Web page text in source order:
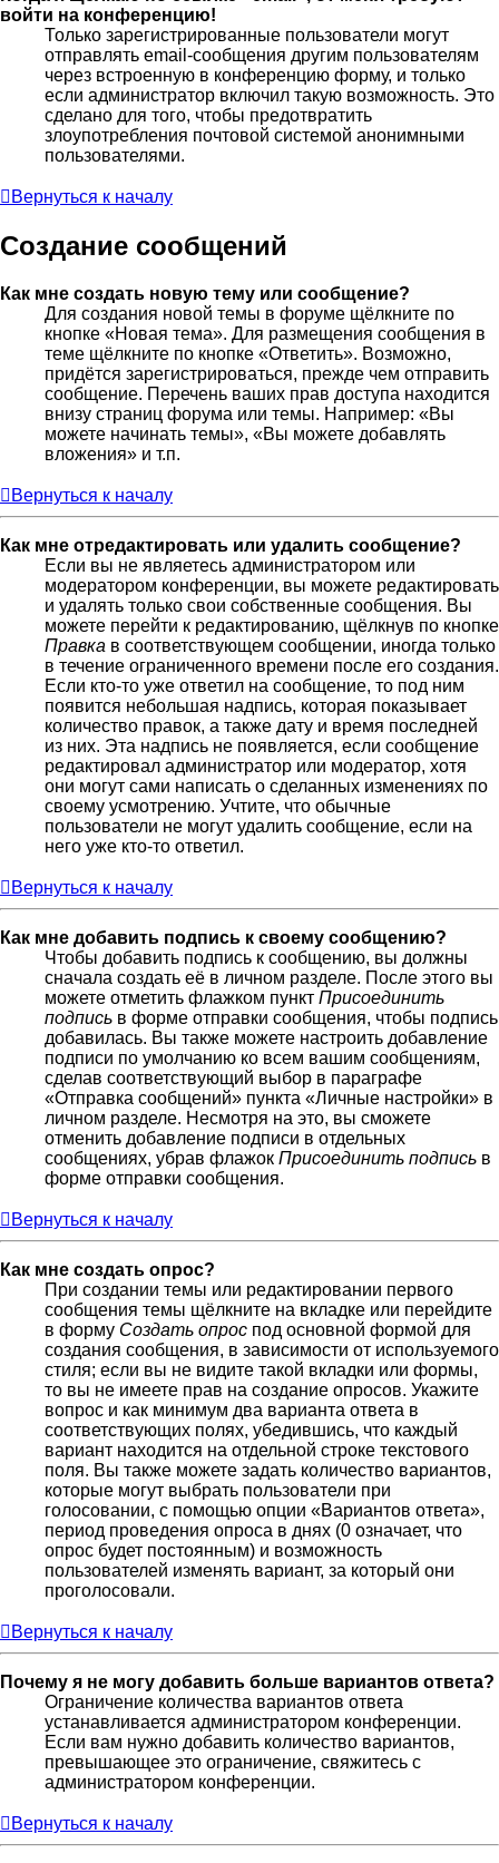
войти на конференцию!
Только зарегистрированные пользователи могут
отправлять email-сообщения другим пользователям
через встроенную в конференцию форму, и только
если администратор включил такую возможность. Это
сделано для того, чтобы предотвратить
злоупотребления почтовой системой анонимными
пользователями.
Вернуться к началу
Создание сообщений
Как мне создать новую тему или сообщение?
Для создания новой темы в форуме щёлкните по
кнопке «Новая тема». Для размещения сообщения в
теме щёлкните по кнопке «Ответить». Возможно,
придётся зарегистрироваться, прежде чем отправить
сообщение. Перечень ваших прав доступа находится
внизу страниц форума или темы. Например: «Вы
можете начинать темы», «Вы можете добавлять
вложения» и т.п.
Вернуться к началу
Как мне отредактировать или удалить сообщение?
Если вы не являетесь администратором или
модератором конференции, вы можете редактировать
и удалять только свои собственные сообщения. Вы
можете перейти к редактированию, щёлкнув по кнопке
Правка в соответствующем сообщении, иногда только
в течение ограниченного времени после его создания.
Если кто-то уже ответил на сообщение, то под ним
появится небольшая надпись, которая показывает
количество правок, а также дату и время последней
из них. Эта надпись не появляется, если сообщение
редактировал администратор или модератор, хотя
они могут сами написать о сделанных изменениях по
своему усмотрению. Учтите, что обычные
пользователи не могут удалить сообщение, если на
него уже кто-то ответил.
Вернуться к началу
Как мне добавить подпись к своему сообщению?
Чтобы добавить подпись к сообщению, вы должны
сначала создать её в личном разделе. После этого вы
можете отметить флажком пункт Присоединить
подпись в форме отправки сообщения, чтобы подпись
добавилась. Вы также можете настроить добавление
подписи по умолчанию ко всем вашим сообщениям,
сделав соответствующий выбор в параграфе
«Отправка сообщений» пункта «Личные настройки» в
личном разделе. Несмотря на это, вы сможете
отменить добавление подписи в отдельных
сообщениях, убрав флажок Присоединить подпись в
форме отправки сообщения.
Вернуться к началу
Как мне создать опрос?
При создании темы или редактировании первого
сообщения темы щёлкните на вкладке или перейдите
в форму Создать опрос под основной формой для
создания сообщения, в зависимости от используемого
стиля; если вы не видите такой вкладки или формы,
то вы не имеете прав на создание опросов. Укажите
вопрос и как минимум два варианта ответа в
соответствующих полях, убедившись, что каждый
вариант находится на отдельной строке текстового
поля. Вы также можете задать количество вариантов,
которые могут выбрать пользователи при
голосовании, с помощью опции «Вариантов ответа»,
период проведения опроса в днях (0 означает, что
опрос будет постоянным) и возможность
пользователей изменять вариант, за который они
проголосовали.
Вернуться к началу
Почему я не могу добавить больше вариантов ответа?
Ограничение количества вариантов ответа
устанавливается администратором конференции.
Если вам нужно добавить количество вариантов,
превышающее это ограничение, свяжитесь с
администратором конференции.
Вернуться к началу